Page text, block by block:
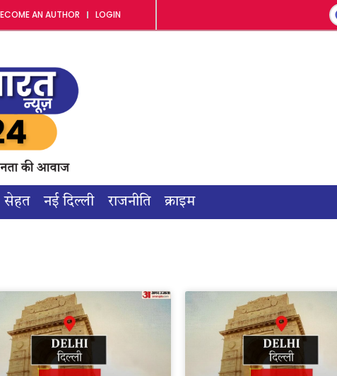
AN AUTHOR LOGIN
सेहत नई दिल्ली राजनीति क्राइम